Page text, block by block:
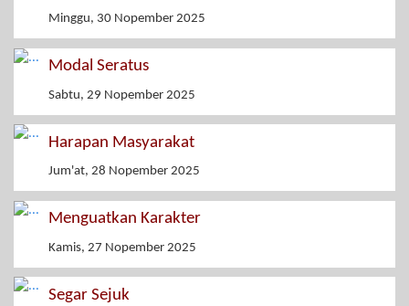
Minggu, 30 Nopember 2025
Modal Seratus
Sabtu, 29 Nopember 2025
Harapan Masyarakat
Jum'at, 28 Nopember 2025
Menguatkan Karakter
Kamis, 27 Nopember 2025
Segar Sejuk